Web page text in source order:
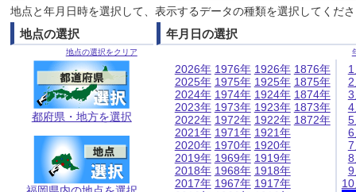
地点と年月日時を選択して、表示するデータの種類を選択してくだ
地点の選択
地点の選択をクリア
都府県・地方を選択
年月日の選択
2026年
2025年
2024年
2023年
2022年
2021年
2020年
2019年
2018年
2017年
1976年
1975年
1974年
1973年
1972年
1971年
1970年
1969年
1968年
1967年
1926年
1925年
1924年
1923年
1922年
1921年
1920年
1919年
1918年
1917年
1876年
1875年
1874年
1873年
1872年